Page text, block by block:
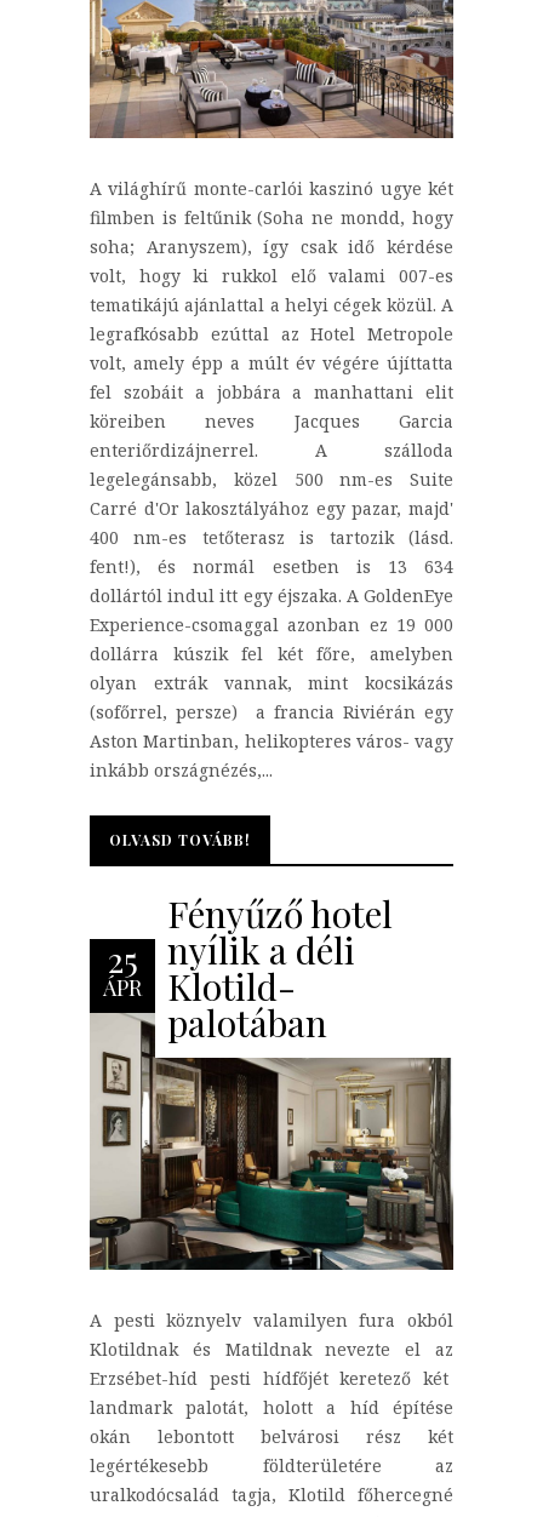
A világhírű monte-carlói kaszinó ugye két
filmben is feltűnik (Soha ne mondd, hogy
soha; Aranyszem), így csak idő kérdése
volt, hogy ki rukkol elő valami 007-es
tematikájú ajánlattal a helyi cégek közül. A
legrafkósabb ezúttal az Hotel Metropole
volt, amely épp a múlt év végére újíttatta
fel szobáit a jobbára a manhattani elit
köreiben neves Jacques Garcia
enteriőrdizájnerrel. A szálloda
legelegánsabb, közel 500 nm-es Suite
Carré d'Or lakosztályához egy pazar, majd'
400 nm-es tetőterasz is tartozik (lásd.
fent!), és normál esetben is 13 634
dollártól indul itt egy éjszaka. A GoldenEye
Experience-csomaggal azonban ez 19 000
dollárra kúszik fel két főre, amelyben
olyan extrák vannak, mint kocsikázás
(sofőrrel, persze) a francia Riviérán egy
Aston Martinban, helikopteres város- vagy
inkább országnézés,...
OLVASD TOVÁBB!
OLVASD TOVÁBB!
25
ÁPR
Fényűző hotel
nyílik a déli
Klotild-
palotában
A pesti köznyelv valamilyen fura okból
Klotildnak és Matildnak nevezte el az
Erzsébet-híd pesti hídfőjét keretező két
landmark palotát, holott a híd építése
okán lebontott belvárosi rész két
legértékesebb földterületére az
uralkodócsalád tagja, Klotild főhercegné